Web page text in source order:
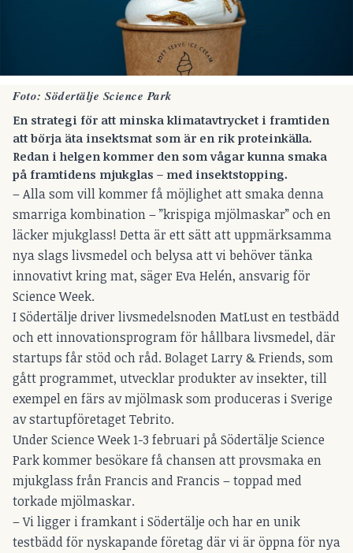
Foto: Södertälje Science Park
En strategi för att minska klimatavtrycket i framtiden
att börja äta insektsmat som är en rik proteinkälla.
Redan i helgen kommer den som vågar kunna smaka
på framtidens mjukglas – med insektstopping.
– Alla som vill kommer få möjlighet att smaka denna
smarriga kombination – ”krispiga mjölmaskar” och en
läcker mjukglass! Detta är ett sätt att uppmärksamma
nya slags livsmedel och belysa att vi behöver tänka
innovativt kring mat, säger Eva Helén, ansvarig för
Science Week.
I Södertälje driver livsmedelsnoden MatLust en testbädd
och ett innovationsprogram för hållbara livsmedel, där
startups får stöd och råd. Bolaget Larry & Friends, som
gått programmet, utvecklar produkter av insekter, till
exempel en färs av mjölmask som produceras i Sverige
av startupföretaget Tebrito.
Under Science Week 1-3 februari på Södertälje Science
Park kommer besökare få chansen att provsmaka en
mjukglass från Francis and Francis – toppad med
torkade mjölmaskar.
– Vi ligger i framkant i Södertälje och har en unik
testbädd för nyskapande företag där vi är öppna för nya